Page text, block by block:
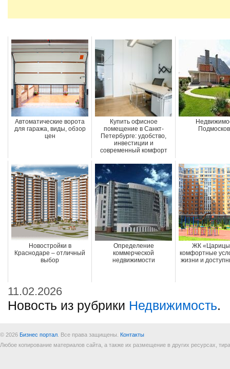
Автоматические ворота
для гаража, виды, обзор
цен
Купить офисное
помещение в Санкт-
Петербурге: удобство,
инвестиции и
современный комфорт
Новостройки в
Краснодаре – отличный
выбор
Определение
коммерческой
недвижимости
ЖК
комфортные
жизни и
11.02.2026
Новость из рубрики Недвижимость.
© 2026 Бизнес портал . Все права защищены. Контакты
Любое копирование материалов сайта, а также их размещение в других ресурсах,